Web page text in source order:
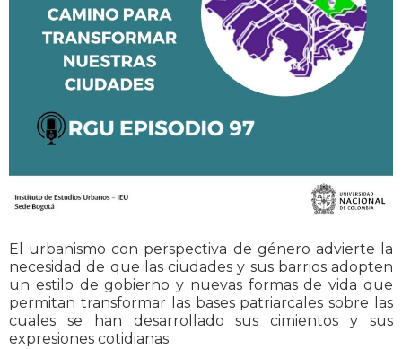
El urbanismo con perspectiva de género advierte la
necesidad de que las ciudades y sus barrios adopten
un estilo de gobierno y nuevas formas de vida que
permitan transformar las bases patriarcales sobre las
cuales se han desarrollado sus cimientos y sus
expresiones cotidianas.